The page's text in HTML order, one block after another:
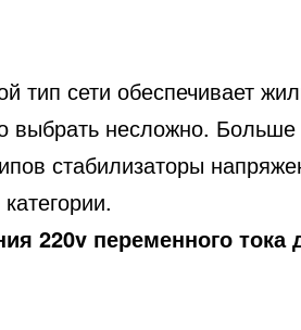
тип сети обеспечивает
выбрать несложно. Больше
стабилизаторы
220v переменного тока